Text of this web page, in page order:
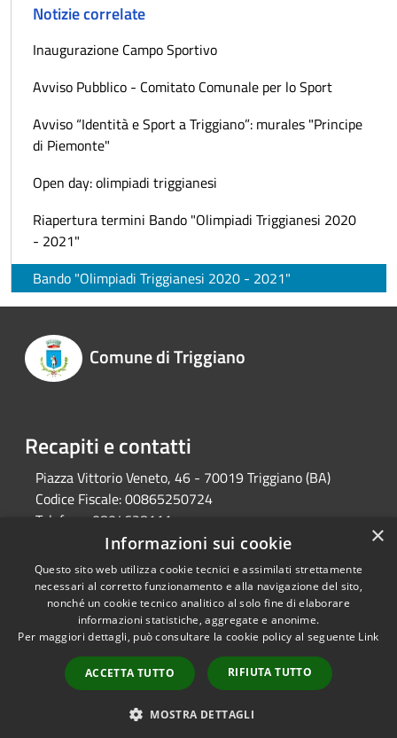
Notizie correlate
Inaugurazione Campo Sportivo
Avviso Pubblico - Comitato Comunale per lo Sport
Avviso “Identità e Sport a Triggiano”: murales "Principe
di Piemonte"
Open day: olimpiadi triggianesi
Riapertura termini Bando "Olimpiadi Triggianesi 2020
- 2021"
Bando "Olimpiadi Triggianesi 2020 - 2021"
Comune di Triggiano
Recapiti e contatti
Piazza Vittorio Veneto, 46 - 70019 Triggiano (BA)
Codice Fiscale:00865250724
Telefono:
0804628111
protocollo@pec.comune.triggiano.ba.it
Accessibilità
Privacy
Mappa del sito
Meccanismo di Feedback
Copyright © 2026 • Comune di
Triggiano • Powered by
Municipium Accesso
redazione
×
Informazioni sui cookie
Questo sito web utilizza cookie tecnici e assimilati strettamente
necessari al corretto funzionamento e alla navigazione del sito,
nonché un cookie tecnico analitico al solo fine di elaborare
informazioni statistiche, aggregate e anonime.
Per maggiori dettagli, può consultare la cookie policy al seguente Link
ACCETTA TUTTO RIFIUTA TUTTO
MOSTRA DETTAGLI